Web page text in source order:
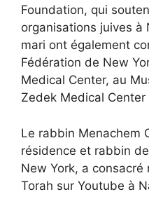
Foundation, qui
organisations juives à
mari ont également
Fédération de New
Medical Center, au
Zedek Medical Center
Le rabbin Menachem
résidence et rabbin
New York, a
Torah sur Youtube à